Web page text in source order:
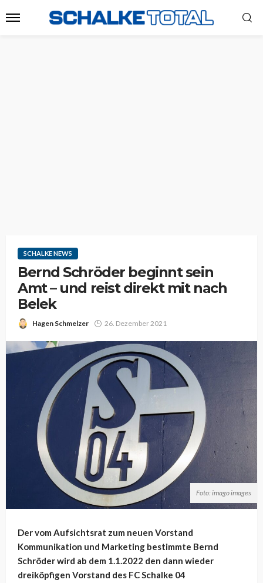
SCHALKE NEWS
Bernd Schröder beginnt sein
Amt – und reist direkt mit nach
Belek
Hagen Schmelzer 26. Dezember 2021
Foto: imago images
Der vom Aufsichtsrat zum neuen Vorstand
Kommunikation und Marketing bestimmte Bernd
Schröder wird ab dem 1.1.2022 den dann wieder
dreiköpfigen Vorstand des FC Schalke 04